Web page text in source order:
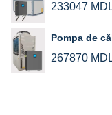
233047
Pompa de
267870